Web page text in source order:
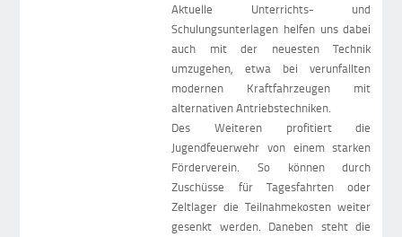
Aktuelle Unterrichts- und
Schulungsunterlagen helfen uns dabei
auch mit der neuesten Technik
umzugehen, etwa bei verunfallten
modernen Kraftfahrzeugen mit
alternativen Antriebstechniken.
Des Weiteren profitiert die
Jugendfeuerwehr von einem starken
Förderverein. So können durch
Zuschüsse für Tagesfahrten oder
Zeltlager die Teilnahmekosten weiter
gesenkt werden. Daneben steht die